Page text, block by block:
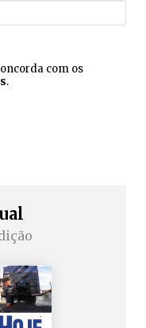
com os
.